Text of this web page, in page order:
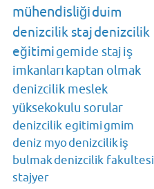
mühendisliğiduim
denizcilik stajdenizcilik
eğitimigemide stajiş
imkanlarıkaptan olmak
denizcilik meslek
yüksekokulu sorular
denizcilik egitimigmim
deniz myodenizcilikiş
bulmakdenizcilik fakultesi
stajyer